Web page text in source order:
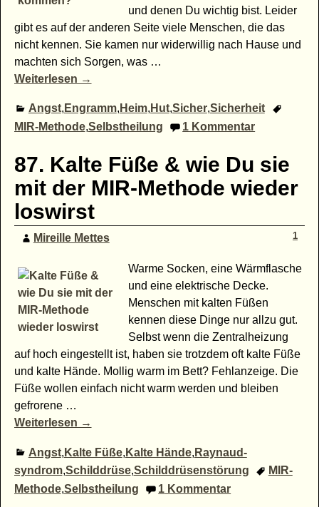
und denen Du wichtig bist. Leider
gibt es auf der anderen Seite viele Menschen, die das
nicht kennen. Sie kamen nur widerwillig nach Hause und
machten sich Sorgen, was …
Weiterlesen →
Angst, Engramm, Heim, Hut,Sicher,Sicherheit
MIR-Methode,Selbstheilung 1 Kommentar
87. Kalte Füße & wie Du sie
mit der MIR-Methode wieder
loswirst
Mireille Mettes 1
Warme Socken, eine Wärmflasche
und eine elektrische Decke.
Menschen mit kalten Füßen
kennen diese Dinge nur allzu gut.
Selbst wenn die Zentralheizung
auf hoch eingestellt ist, haben sie trotzdem oft kalte Füße
und kalte Hände. Mollig warm im Bett? Fehlanzeige. Die
Füße wollen einfach nicht warm werden und bleiben
gefrorene …
Weiterlesen →
Angst, Kalte Füße, Kalte Hände, Raynaud-
syndrom,Schilddrüse,Schilddrüsenstörung
MIR-
Methode,Selbstheilung 1 Kommentar